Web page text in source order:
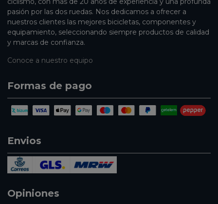
pasión por las dos ruedas. Nos dedicamos a ofrecer a
nuestros clientes las mejores bicicletas, componentes y
equipamiento, seleccionando siempre productos de calidad
y marcas de confianza.
Conoce a nuestro equipo
Formas de pago
Envios
Opiniones